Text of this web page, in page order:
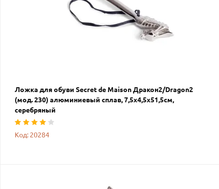
Ложка для обуви Secret de Maison Дракон2/Dragon2
(мод. 230) алюминиевый сплав, 7,5х4,5х51,5см,
серебряный
Код: 20284